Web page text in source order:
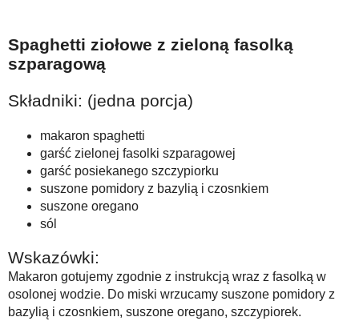
Stop samotności
Spaghetti ziołowe z zieloną fasolką
szparagową
Składniki: (jedna porcja)
makaron spaghetti
garść zielonej fasolki szparagowej
garść posiekanego szczypiorku
suszone pomidory z bazylią i czosnkiem
suszone oregano
sól
Wskazówki:
Makaron gotujemy zgodnie z instrukcją wraz z fasolką w
osolonej wodzie. Do miski wrzucamy suszone pomidory z
bazylią i czosnkiem, suszone oregano, szczypiorek.